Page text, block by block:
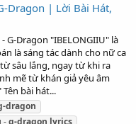
Dragon | Lời Bài Hát,
G-Dragon "IBELONGIIU" là
là sáng tác dành cho nữ ca
sâu lắng, ngay từ khi ra
mẽ từ khán giả yêu âm
bài hát...
dragon
-g-dragon lyrics